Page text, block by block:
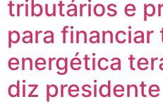
tributários e
para financiar
energética
diz